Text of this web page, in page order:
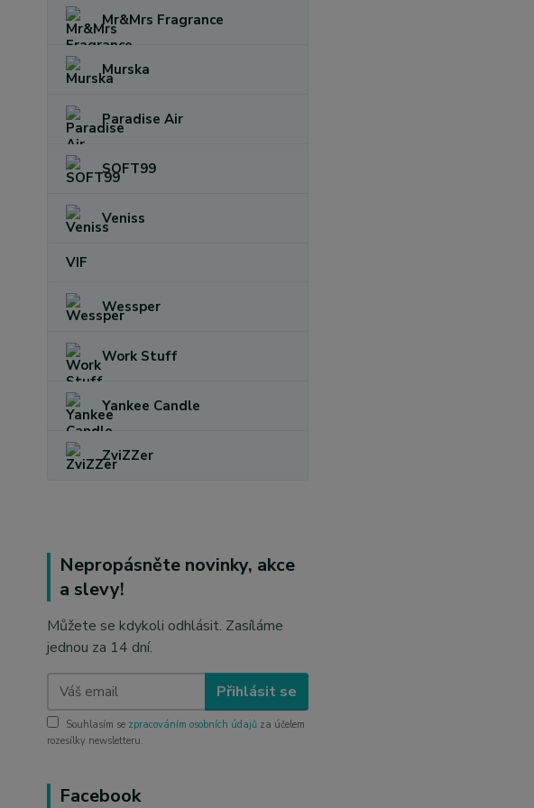
Mr&Mrs Fragrance
Murska
Paradise Air
SOFT99
Veniss
VIF
Wessper
Work Stuff
Yankee Candle
ZviZZer
Nepropásněte novinky, akce
a slevy!
Můžete se kdykoli odhlásit. Zasíláme
jednou za 14 dní.
Přihlásit se
Souhlasím se zpracováním osobních údajů za účelem
rozesílky newsletteru.
Facebook